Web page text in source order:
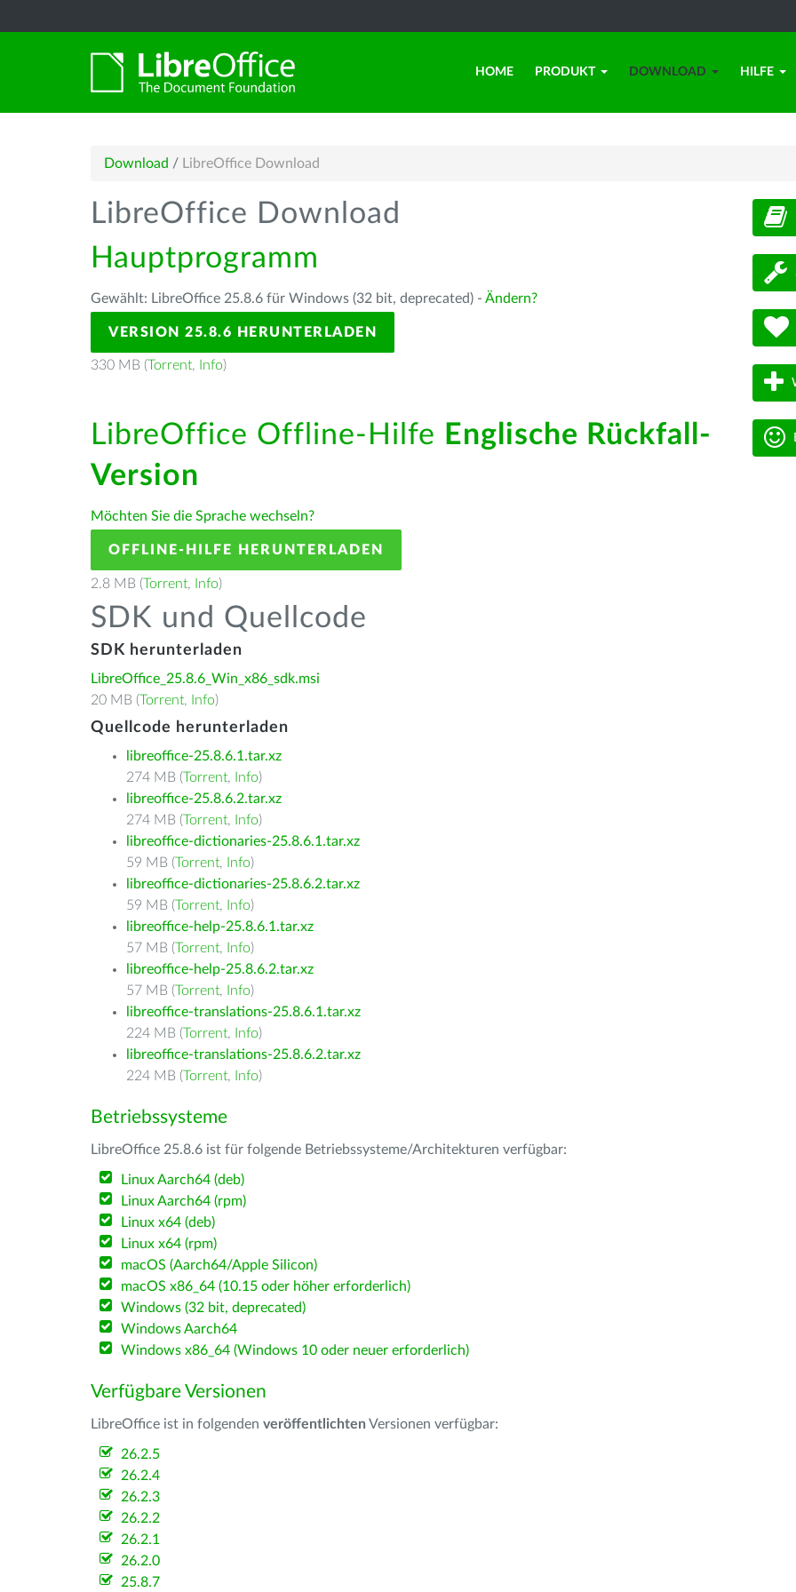
HOME PRODUKT DOWNLOAD HILFE
Download / LibreOffice Download
LibreOffice Download
Hauptprogramm
Gewählt: LibreOffice 25.8.6 für Windows (32 bit, deprecated) - Ändern?
VERSION 25.8.6 HERUNTERLADEN
330 MB (Torrent, Info)
LibreOffice Offline-Hilfe Englische Rückfall-
Version
Möchten Sie die Sprache wechseln?
OFFLINE-HILFE HERUNTERLADEN
2.8 MB (Torrent, Info)
SDK und Quellcode
SDK herunterladen
LibreOffice_25.8.6_Win_x86_sdk.msi
20 MB (Torrent, Info)
Quellcode herunterladen
libreoffice-25.8.6.1.tar.xz
274 MB (Torrent, Info)
libreoffice-25.8.6.2.tar.xz
274 MB (Torrent, Info)
libreoffice-dictionaries-25.8.6.1.tar.xz
59 MB (Torrent, Info)
libreoffice-dictionaries-25.8.6.2.tar.xz
59 MB (Torrent, Info)
libreoffice-help-25.8.6.1.tar.xz
57 MB (Torrent, Info)
libreoffice-help-25.8.6.2.tar.xz
57 MB (Torrent, Info)
libreoffice-translations-25.8.6.1.tar.xz
224 MB (Torrent, Info)
libreoffice-translations-25.8.6.2.tar.xz
224 MB (Torrent, Info)
Betriebssysteme
LibreOffice 25.8.6 ist für folgende Betriebssysteme/Architekturen verfügbar:
Linux Aarch64 (deb)
Linux Aarch64 (rpm)
Linux x64 (deb)
Linux x64 (rpm)
macOS (Aarch64/Apple Silicon)
macOS x86_64 (10.15 oder höher erforderlich)
Windows (32 bit, deprecated)
Windows Aarch64
Windows x86_64 (Windows 10 oder neuer erforderlich)
Verfügbare Versionen
LibreOffice ist in folgenden veröffentlichten Versionen verfügbar:
26.2.5
26.2.4
26.2.3
26.2.2
26.2.1
26.2.0
25.8.7